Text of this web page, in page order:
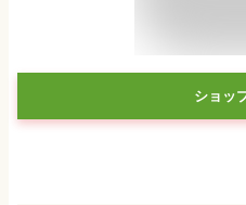
ショッ